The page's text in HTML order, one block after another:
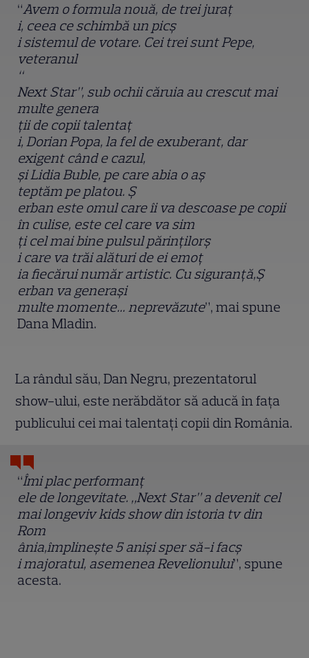
“Avem o formula nouă, de trei juraț
i, ceea ce schimbă un picș
i sistemul de votare. Cei trei sunt Pepe,
veteranul
“
Next Star”, sub ochii căruia au crescut mai
multe genera
ții de copii talentaț
i, Dorian Popa, la fel de exuberant, dar
exigent când e cazul,
și Lidia Buble, pe care abia o aș
teptăm pe platou. Ș
erban este omul care îi va descoase pe copii
în culise, este cel care va sim
ți cel mai bine pulsul părințilorș
i care va trăi alături de ei emoț
ia fiecărui număr artistic. Cu siguranță,Ș
erban va generași
multe momente… neprevăzute”, mai spune
Dana Mladin.
La rândul său, Dan Negru, prezentatorul
show-ului, este nerăbdător să aducă în fața
publicului cei mai talentați copii din România.
“Îmi plac performanț
ele de longevitate. „Next Star” a devenit cel
mai longeviv kids show din istoria tv din
Rom
ânia,împlinește 5 aniși sper să-i facș
i majoratul, asemenea Revelionului”, spune
acesta.